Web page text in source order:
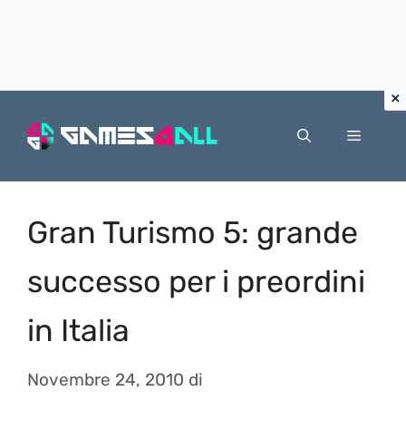
Menu
Gran Turismo 5: grande
successo per i preordini
in Italia
Novembre 24, 2010 di